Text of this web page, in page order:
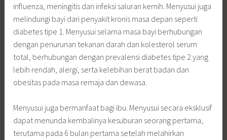
influenza, meningitis dan infeksi saluran kemih. Menyusui juga
melindungi bayi dari penyakit kronis masa depan seperti
diabetes tipe 1. Menyusui selama masa bayi berhubungan
dengan penurunan tekanan darah dan kolesterol serum
total, berhubungan dengan prevalensi diabetes tipe 2 yang
lebih rendah, alergi, serta kelebihan berat badan dan
obesitas pada masa remaja dan dewasa.
Menyusui juga bermanfaat bagi ibu. Menyusui secara eksklusif
dapat menunda kembalinya kesuburan seorang pertama,
terutama pada 6 bulan pertama setelah melahirkan